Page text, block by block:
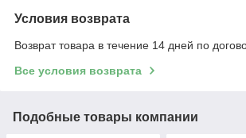
Условия возврата
Возврат товара в течение 14 дней по
Все условия возврата
Подобные товары компании